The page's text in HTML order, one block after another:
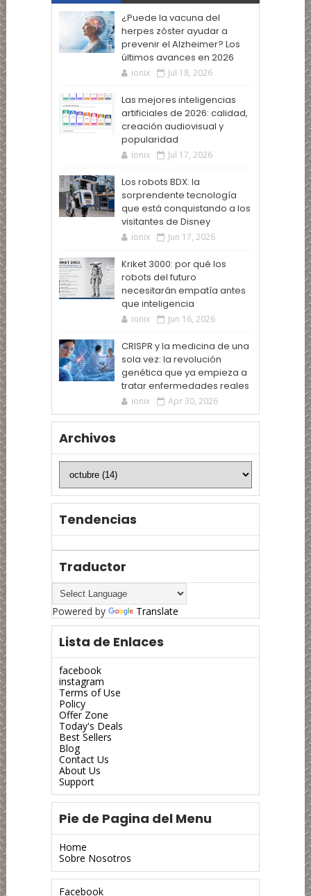
¿Puede la vacuna del
herpes zóster ayudar a
prevenir el Alzheimer? Los
últimos avances en 2026
ionix Jul 18, 2026
Las mejores inteligencias
artificiales de 2026: calidad,
creación audiovisual y
popularidad
ionix Jul 17, 2026
Los robots BDX: la
sorprendente tecnología
que está conquistando a los
visitantes de Disney
ionix Jun 17, 2026
Kriket 3000: por qué los
robots del futuro
necesitarán empatía antes
que inteligencia
ionix Jun 16, 2026
CRISPR y la medicina de una
sola vez: la revolución
genética que ya empieza a
tratar enfermedades reales
ionix Apr 30, 2026
Archivos
Tendencias
Traductor
Powered by Translate
Lista de Enlaces
facebook
instagram
Terms of Use
Policy
Offer Zone
Today's Deals
Best Sellers
Blog
Contact Us
About Us
Support
Pie de Pagina del Menu
Home
Sobre Nosotros
Facebook